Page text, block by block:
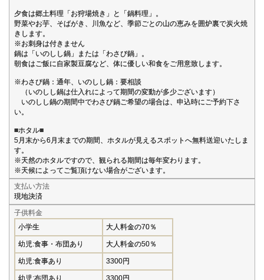
夕食は郷土料理「お狩場焼き」と「鍋料理」。
野菜やお芋、そばがき、川魚など、季節ごとの山の恵みを囲炉裏で炭火焼
きします。
※お刺身は付きません
鍋は「いのしし鍋」または「わさび鍋」。
朝食はご飯に自家製豆腐など、体に優しい和食をご用意致します。
※わさび鍋：通年、いのしし鍋：要相談
（いのしし鍋は仕入れによって期間の変動が多少ございます）
いのしし鍋の期間中でわさび鍋ご希望の場合は、申込時にご予約下さ
い。
■ホタル■
5月末から6月末までの期間、ホタルが見えるスポットへ無料送迎いたしま
す。
※天然のホタルですので、観られる期間は毎年変わります。
※天候によってご覧頂けない場合がございます。
支払い方法
現地決済
子供料金
小学生
大人料金の70％
幼児:食事・布団あり 大人料金の50％
幼児:食事あり 3300円
幼児:布団あり 3300円